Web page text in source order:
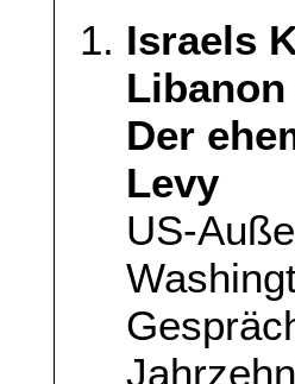
Israels
Der
Levy
US-